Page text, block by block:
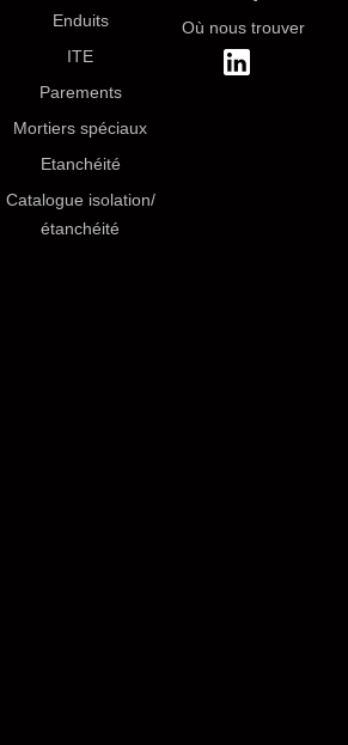
Enduits
ITE
Parements
Mortiers spéciaux
Etanchéité
Catalogue isolation/
étanchéité
Où nous trouver